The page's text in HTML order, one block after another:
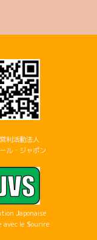
利活動法人
ル・ジャポン
Japonaise
avec le Sourire